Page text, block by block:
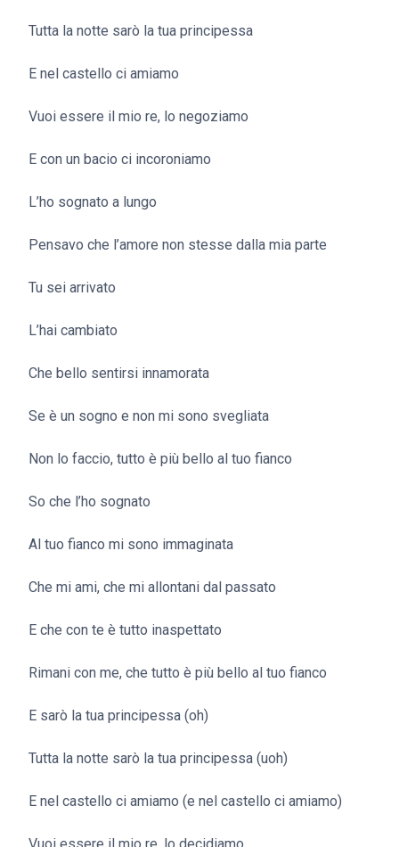
Tutta la notte sarò la tua principessa
E nel castello ci amiamo
Vuoi essere il mio re, lo negoziamo
E con un bacio ci incoroniamo
L’ho sognato a lungo
Pensavo che l’amore non stesse dalla mia parte
Tu sei arrivato
L’hai cambiato
Che bello sentirsi innamorata
Se è un sogno e non mi sono svegliata
Non lo faccio, tutto è più bello al tuo fianco
So che l’ho sognato
Al tuo fianco mi sono immaginata
Che mi ami, che mi allontani dal passato
E che con te è tutto inaspettato
Rimani con me, che tutto è più bello al tuo fianco
E sarò la tua principessa (oh)
Tutta la notte sarò la tua principessa (uoh)
E nel castello ci amiamo (e nel castello ci amiamo)